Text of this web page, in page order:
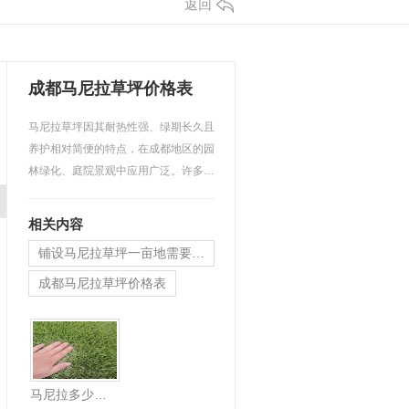
返回
成都马尼拉草坪价格表
马尼拉草坪因其耐热性强、绿期长久且
养护相对简便的特点，在成都地区的园
林绿化、庭院景观中应用广泛。许多用
相关内容
铺设马尼拉草坪一亩地需要多少钱？
成都马尼拉草坪价格表
马尼拉多少钱一平方